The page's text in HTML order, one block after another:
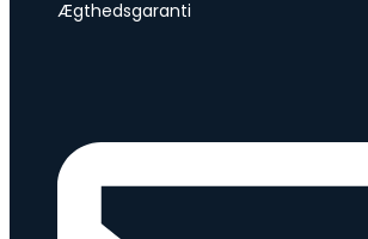
Ægthedsgaranti